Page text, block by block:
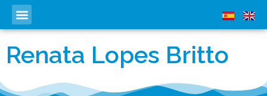
Renata Lopes Britto